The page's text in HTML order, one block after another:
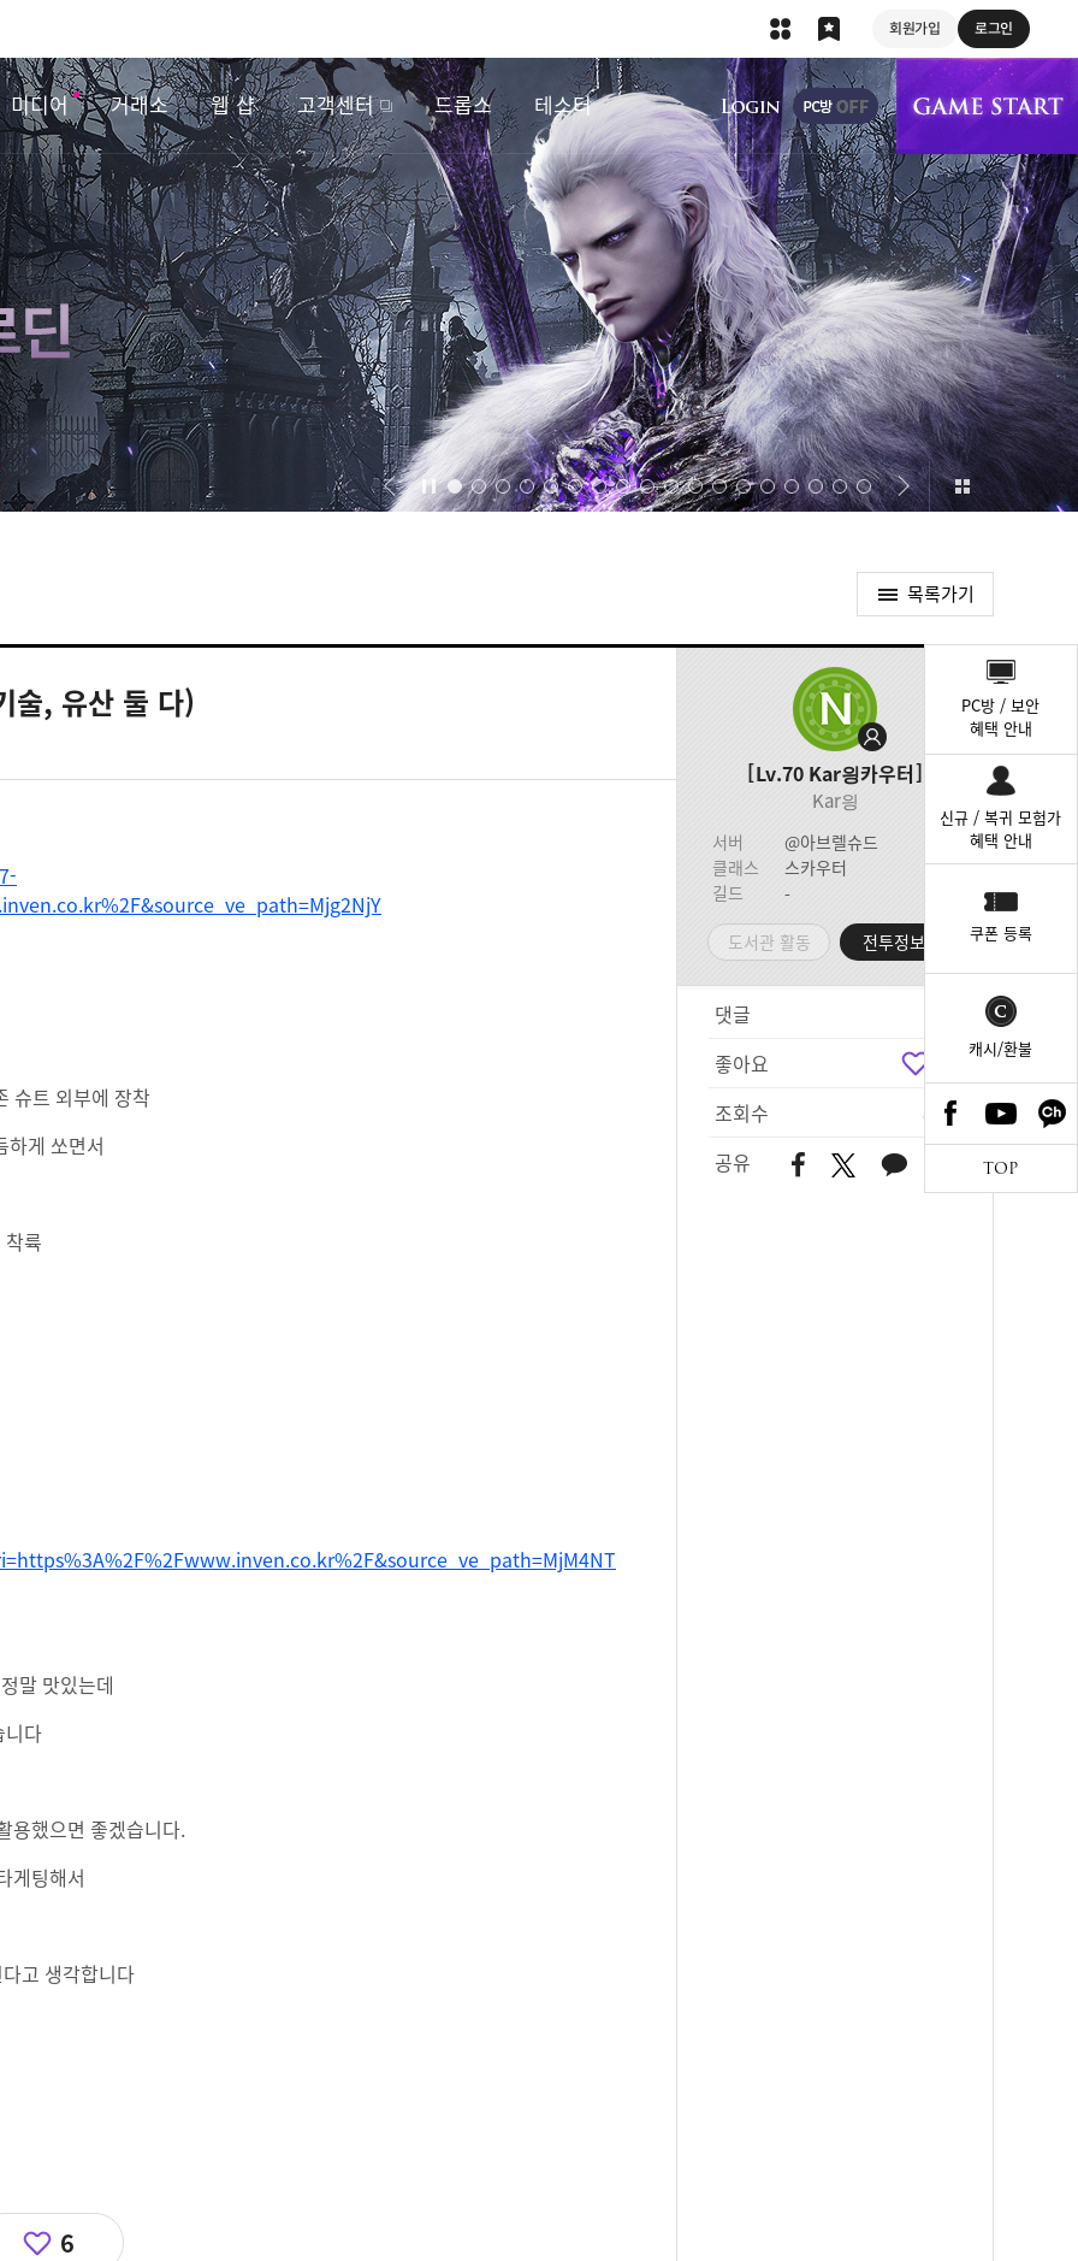
회원가입 로그인
미디어 거래소 웹 샵 고객센터 드롭스 테스터
상단 메뉴
목록가기
술, 유산 둘 다)
Lv.70 Kar읭카우터
Kar읭
서버
@아브렐슈드
클래스
스카우터
길드
-
도서관 활동 전투정보실
댓글
좋아요
조회수
823
공유
슈트 외부에 장착
하게 쏘면서
착륙
말 맛있는데
니다
용했으면 좋겠습니다.
게팅해서
고 생각합니다
6
PC방 / 보안
혜택 안내
신규 / 복귀 모험가
혜택 안내
쿠폰 등록
캐시/환불
TOP